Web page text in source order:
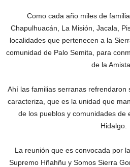
Como cada año miles de
Chapulhuacán, La Misión, Jacala,
localidades que pertenecen a la
comunidad de Palo Semita, para
de la
Ahí las familias serranas refrendaron
caracteriza, que es la unidad que
de los pueblos y comunidades de
Hidalgo.
La reunión que es convocada por
Supremo Hñahñu y Somos Sierra